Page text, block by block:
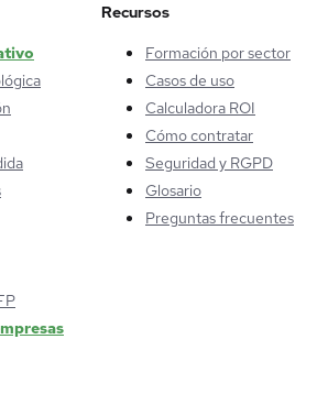
Recursos
Formación por sector
Casos de uso
Calculadora ROI
Cómo contratar
Seguridad y RGPD
Glosario
Preguntas frecuentes